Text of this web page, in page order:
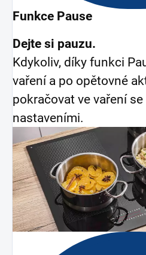
Funkce Pause
Dejte si pauzu.
Kdykoliv, díky funkci
vaření a po opětovné
pokračovat ve vaření
nastaveními.